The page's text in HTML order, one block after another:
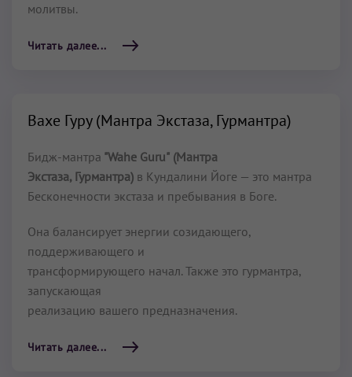
молитвы.
Читать далее...
Вахе Гуру (Мантра Экстаза, Гурмантра)
Бидж-мантра "Wahe Guru" (Мантра
Экстаза, Гурмантра) в Кундалини Йоге — это мантра
Бесконечности экстаза и пребывания в Боге.
Она балансирует энергии созидающего,
поддерживающего и
трансформирующего начал. Также это гурмантра,
запускающая
реализацию вашего предназначения.
Читать далее...